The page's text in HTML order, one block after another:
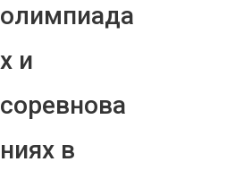
олимпиада
х и
соревнова
ниях в